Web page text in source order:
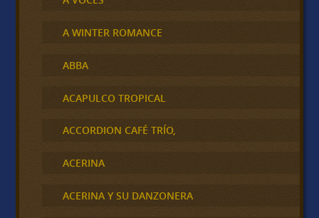
A WINTER ROMANCE
ABBA
ACAPULCO TROPICAL
ACCORDION CAFÉ TRÍO,
ACERINA
ACERINA Y SU DANZONERA